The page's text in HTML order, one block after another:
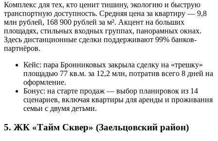
Комплекс для тех, кто ценит тишину, экологию и быструю
транспортную доступность. Средняя цена за квартиру — 9,8
млн рублей, 168 900 рублей за м². Акцент на больших
площадях, стильных входных группах, панорамных окнах.
Здесь дистанционные сделки поддерживают 99% банков-
партнёров.
Кейс: пара Бронниковых закрыла сделку на «трешку»
площадью 77 кв.м. за 12,2 млн, потратив всего 8 дней на
оформление.
Бонус: на старте продаж — выбор планировок из 14
сценариев, включая квартиры для аренды и проживания
семьи с двумя детьми.
5. ЖК «Тайм Сквер» (Заельцовский район)